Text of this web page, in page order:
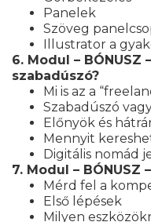
Panelek
Szöveg
Illustrator a
6. Modul – BÓNUSZ
szabadúszó?
Mi is az a
Szabadúszó
Előnyök és
Mennyit
Digitális nomád
7. Modul – BÓNUSZ
Mérd fel a
Első lépések
Milyen